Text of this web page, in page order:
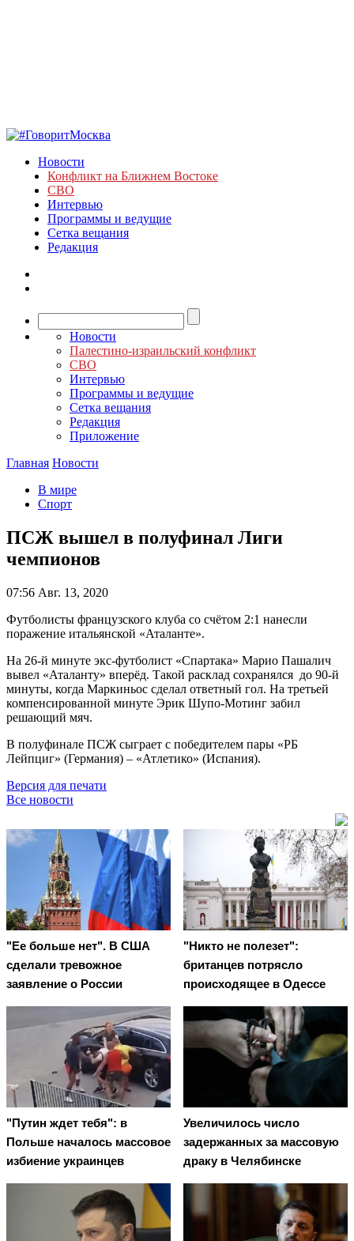
Новости
Конфликт на Ближнем Востоке
СВО
Интервью
Программы и ведущие
Сетка вещания
Редакция
Новости
Палестино-израильский конфликт
СВО
Интервью
Программы и ведущие
Сетка вещания
Редакция
Приложение
Главная Новости
В мире
Спорт
ПСЖ вышел в полуфинал Лиги
чемпионов
07:56 Авг. 13, 2020
Футболисты французского клуба со счётом 2:1 нанесли
поражение итальянской «Аталанте».
На 26-й минуте экс-футболист «Спартака» Марио Пашалич
вывел «Аталанту» вперёд. Такой расклад сохранялся до 90-й
минуты, когда Маркиньос сделал ответный гол. На третьей
компенсированной минуте Эрик Шупо-Мотинг забил
решающий мяч.
В полуфинале ПСЖ сыграет с победителем пары «РБ
Лейпциг» (Германия) – «Атлетико» (Испания).
Версия для печати
Все новости
"Ее больше нет". В США
сделали тревожное
заявление о России
"Никто не полезет":
британцев потрясло
происходящее в Одессе
"Путин ждет тебя": в
Польше началось массовое
избиение украинцев
Увеличилось число
задержанных за массовую
драку в Челябинске